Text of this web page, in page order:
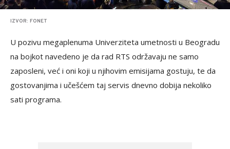
IZVOR: FONET
U pozivu megaplenuma Univerziteta umetnosti u Beogradu
na bojkot navedeno je da rad RTS održavaju ne samo
zaposleni, već i oni koji u njihovim emisijama gostuju, te da
gostovanjima i učešćem taj servis dnevno dobija nekoliko
sati programa.